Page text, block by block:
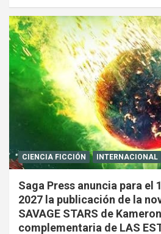
CIENCIA FICCIÓN INTERNACIONAL
Saga Press anuncia para el
2027 la publicación de la
SAVAGE STARS de
complementaria de LAS